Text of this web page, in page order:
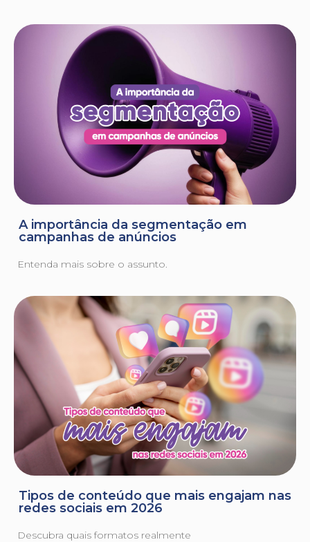
A importância da segmentação em
campanhas de anúncios
Entenda mais sobre o assunto.
Tipos de conteúdo que mais engajam nas
redes sociais em 2026
Descubra quais formatos realmente